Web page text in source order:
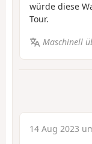
würde diese
Tour.
Maschinell
14 Aug 2023